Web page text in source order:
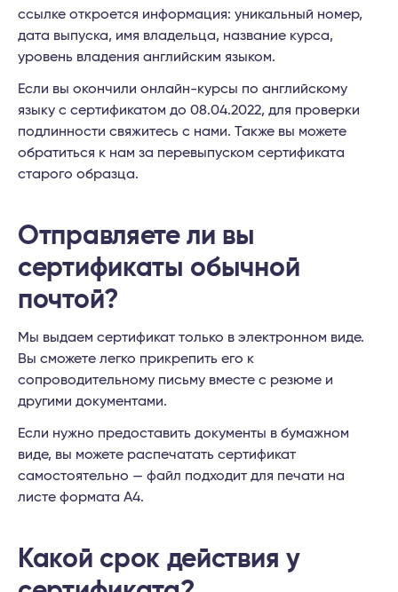
ссылке откроется информация: уникальный номер,
дата выпуска, имя владельца, название курса,
уровень владения английским языком.
Если вы окончили онлайн-курсы по английскому
языку с сертификатом до 08.04.2022, для проверки
подлинности свяжитесь с нами. Также вы можете
обратиться к нам за перевыпуском сертификата
старого образца.
Отправляете ли вы
сертификаты обычной
почтой?
Мы выдаем сертификат только в электронном виде.
Вы сможете легко прикрепить его к
сопроводительному письму вместе с резюме и
другими документами.
Если нужно предоставить документы в бумажном
виде, вы можете распечатать сертификат
самостоятельно — файл подходит для печати на
листе формата А4.
Какой срок действия у